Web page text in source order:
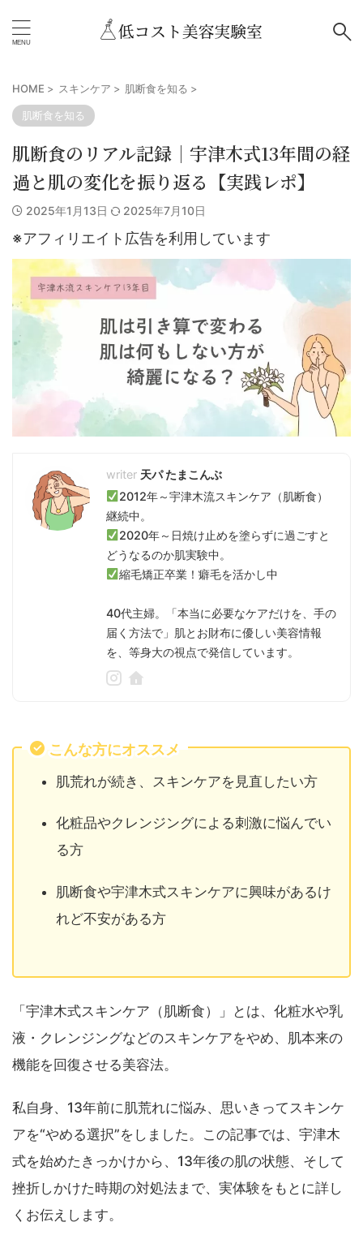
HOME > スキンケア > 肌断食を知る >
肌断食を知る
肌断食のリアル記録｜宇津木式13年間の経
過と肌の変化を振り返る【実践レポ】
2025年1月13日 2025年7月10日
※アフィリエイト広告を利用しています
天パ たまこんぶ
2012年～宇津木流スキンケア（肌断食）
継続中。
2020年～日焼け止めを塗らずに過ごすと
どうなるのか肌実験中。
縮毛矯正卒業！癖毛を活かし中
40代主婦。「本当に必要なケアだけを、手の
届く方法で」肌とお財布に優しい美容情報
を、等身大の視点で発信しています。
こんな方にオススメ
肌荒れが続き、スキンケアを見直したい方
化粧品やクレンジングによる刺激に悩んでい
る方
肌断食や宇津木式スキンケアに興味があるけ
れど不安がある方
「宇津木式スキンケア（肌断食）」とは、化粧水や乳
液・クレンジングなどのスキンケアをやめ、肌本来の
機能を回復させる美容法。
私自身、13年前に肌荒れに悩み、思いきってスキンケ
アを“やめる選択”をしました。この記事では、宇津木
式を始めたきっかけから、13年後の肌の状態、そして
挫折しかけた時期の対処法まで、実体験をもとに詳し
くお伝えします。